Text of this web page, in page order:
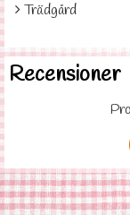
Trädgård
Recensioner